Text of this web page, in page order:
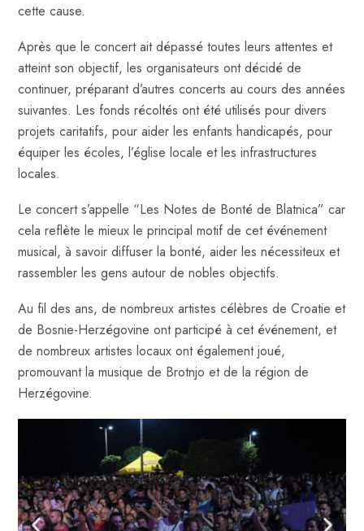
cette cause.
Après que le concert ait dépassé toutes leurs attentes et
atteint son objectif, les organisateurs ont décidé de
continuer, préparant d’autres concerts au cours des années
suivantes. Les fonds récoltés ont été utilisés pour divers
projets caritatifs, pour aider les enfants handicapés, pour
équiper les écoles, l’église locale et les infrastructures
locales.
Le concert s’appelle “Les Notes de Bonté de Blatnica” car
cela reflète le mieux le principal motif de cet événement
musical, à savoir diffuser la bonté, aider les nécessiteux et
rassembler les gens autour de nobles objectifs.
Au fil des ans, de nombreux artistes célèbres de Croatie et
de Bosnie-Herzégovine ont participé à cet événement, et
de nombreux artistes locaux ont également joué,
promouvant la musique de Brotnjo et de la région de
Herzégovine.